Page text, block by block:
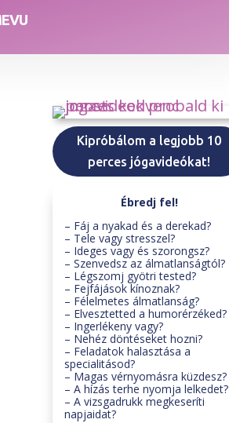
Kipróbálom a legjobb 10
perces jógavideókat!
Ébredj fel!
– Fáj a nyakad és a derekad?
– Tele vagy stresszel?
– Ideges vagy és szorongsz?
– Szenvedsz az álmatlanságtól?
– Légszomj gyötri tested?
– Fejfájások kínoznak?
– Félelmetes álmatlanság?
– Elvesztetted a humorérzéked?
– Ingerlékeny vagy?
– Nehéz döntéseket hozni?
– Feladatok halasztása a
specialitásod?
– Magas vérnyomásra küzdesz?
– A hízás terhe nyomja lelkedet?
– A vizsgadrukk megkeseríti
napjaidat?